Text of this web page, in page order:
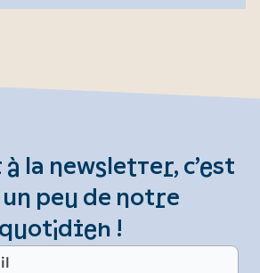
à la newsletter, c’est
peu de notre
quotidien !